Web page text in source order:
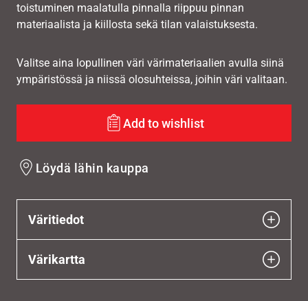
toistuminen maalatulla pinnalla riippuu pinnan
materiaalista ja kiillosta sekä tilan valaistuksesta.
Valitse aina lopullinen väri värimateriaalien avulla siinä
ympäristössä ja niissä olosuhteissa, joihin väri valitaan.
Add to wishlist
Löydä lähin kauppa
Väritiedot
Värikartta